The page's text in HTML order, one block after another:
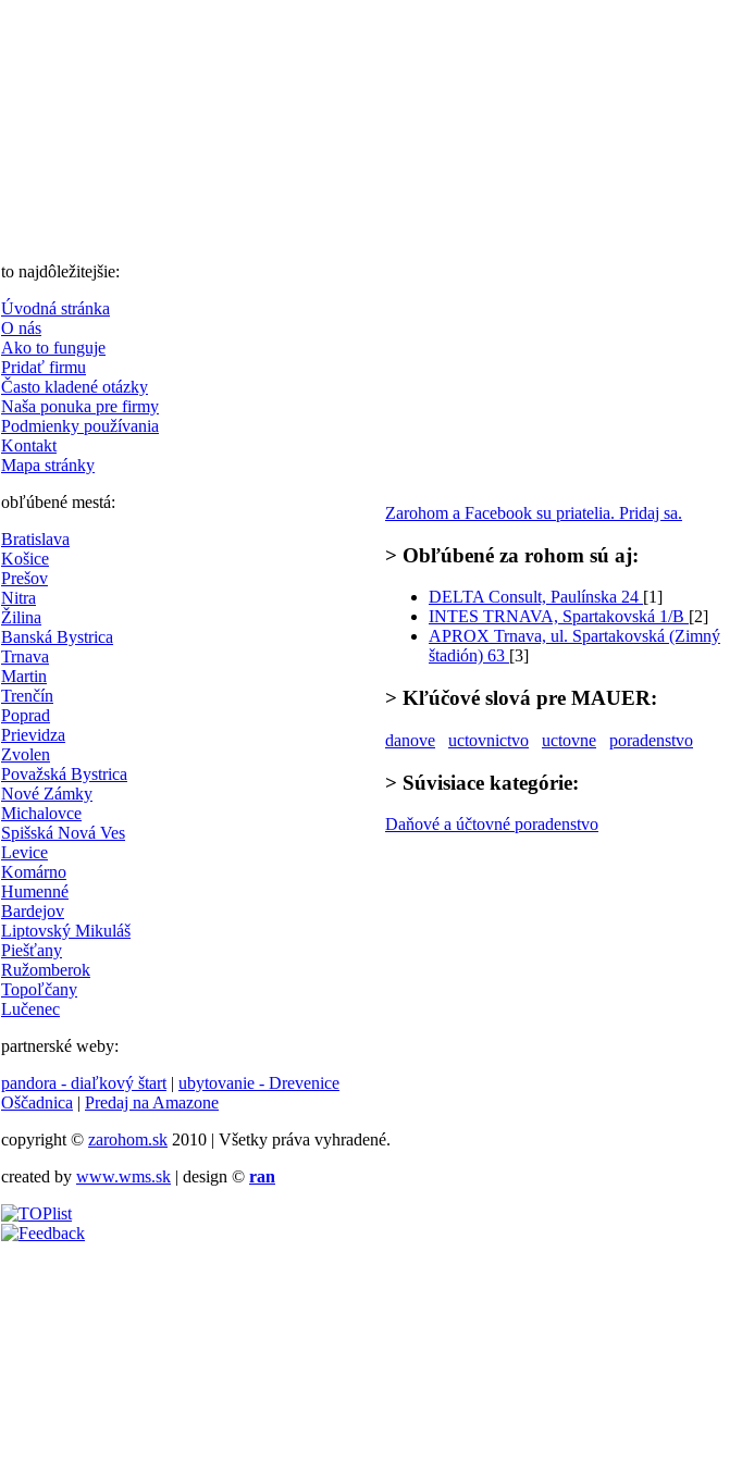
Zarohom a Facebook su priatelia. Pridaj sa.
> Obľúbené za rohom sú aj:
DELTA Consult, Paulínska 24 [1]
INTES TRNAVA, Spartakovská 1/B [2]
APROX Trnava, ul. Spartakovská (Zimný
štadión) 63 [3]
> Kľúčové slová pre MAUER:
danove uctovnictvo uctovne poradenstvo
> Súvisiace kategórie:
Daňové a účtovné poradenstvo
to najdôležitejšie:
Úvodná stránka
O nás
Ako to funguje
Pridať firmu
Často kladené otázky
Naša ponuka pre firmy
Podmienky používania
Kontakt
Mapa stránky
obľúbené mestá:
Bratislava
Košice
Prešov
Nitra
Žilina
Banská Bystrica
Trnava
Martin
Trenčín
Poprad
Prievidza
Zvolen
Považská Bystrica
Nové Zámky
Michalovce
Spišská Nová Ves
Levice
Komárno
Humenné
Bardejov
Liptovský Mikuláš
Piešťany
Ružomberok
Topoľčany
Lučenec
partnerské weby:
pandora - diaľkový štart | ubytovanie - Drevenice
Oščadnica | Predaj na Amazone
copyright © zarohom.sk 2010 | Všetky práva vyhradené.
created by www.wms.sk | design © ran